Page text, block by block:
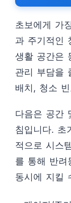
초보에게 가
과 주기적인
생활 공간은
관리 부담을
배치, 청소
다음은 공간
침입니다. 초
적으로 시스
를 통해 반려
동시에 지킬